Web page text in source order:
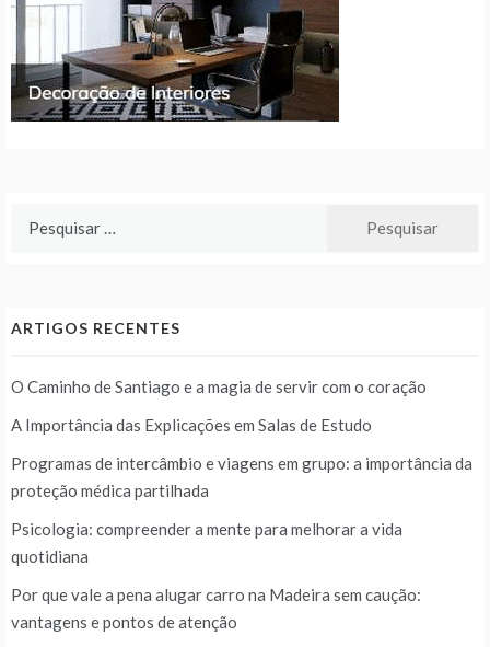
ARTIGOS RECENTES
O Caminho de Santiago e a magia de servir com o coração
A Importância das Explicações em Salas de Estudo
Programas de intercâmbio e viagens em grupo: a importância da
proteção médica partilhada
Psicologia: compreender a mente para melhorar a vida
quotidiana
Por que vale a pena alugar carro na Madeira sem caução:
vantagens e pontos de atenção